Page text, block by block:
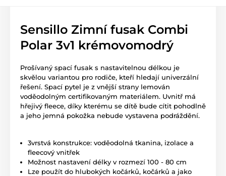
Sensillo Zimní fusak Combi
Polar 3v1 krémovomodrý
Prošívaný spací fusak s nastavitelnou délkou je
skvělou variantou pro rodiče, kteří hledají univerzální
řešení. Spací pytel je z vnější strany lemován
voděodolným certifikovaným materiálem. Uvnitř má
hřejivý fleece, díky kterému se dítě bude cítit pohodlně
a jeho jemná pokožka nebude vystavena podráždění.
3vrstvá konstrukce: voděodolná tkanina, izolace a
fleecový vnitřek
Možnost nastavení délky v rozmezí 100 - 80 cm
Lze použít do hlubokých kočárků, kočárků a jako